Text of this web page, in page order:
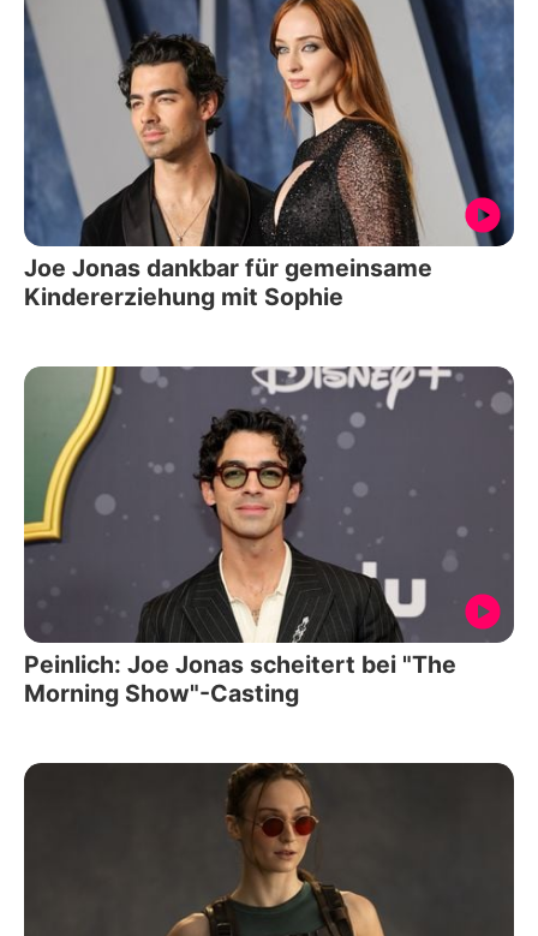
Joe Jonas dankbar für gemeinsame
Kindererziehung mit Sophie
Peinlich: Joe Jonas scheitert bei "The
Morning Show"-Casting